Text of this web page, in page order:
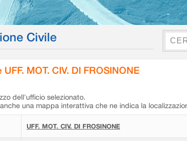
Civile
MOT. CIV. DI FROSINONE
dell'ufficio selezionato.
una mappa interattiva che ne indica la
UFF. MOT. CIV. DI FROSINONE